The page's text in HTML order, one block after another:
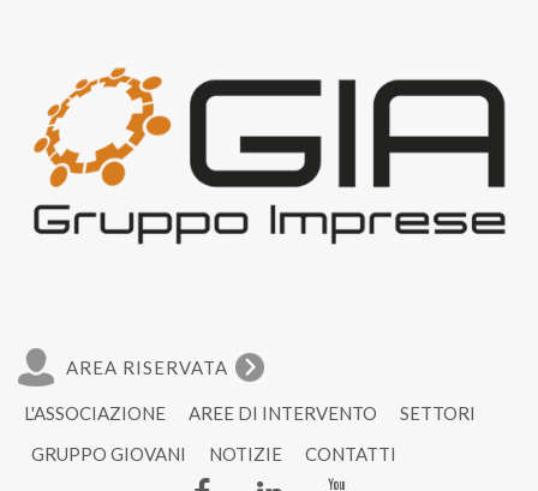
AREA RISERVATA
L'ASSOCIAZIONE AREE DI INTERVENTO
SETTORI
GRUPPO GIOVANI
NOTIZIE CONTATTI